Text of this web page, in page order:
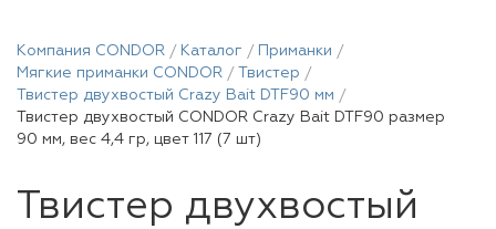
Компания CONDOR Каталог
Приманки
Мягкие приманки CONDOR
Твистер
Твистер двухвостый Crazy Bait DTF90 мм
Твистер двухвостый CONDOR Crazy Bait DTF90 размер
90 мм, вес 4,4 гр, цвет 117 (7 шт)
Твистер двухвостый